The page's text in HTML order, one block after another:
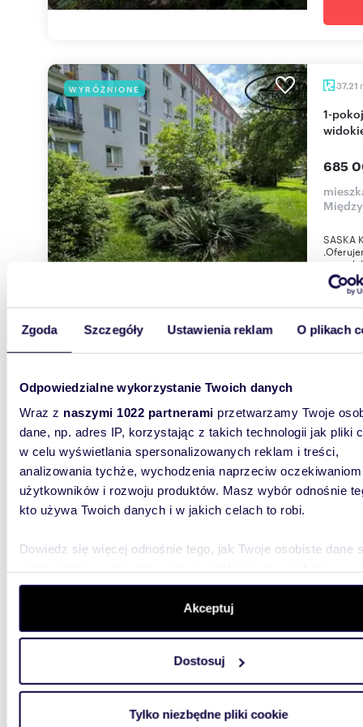
Zgoda Szczegóły Ustawienia reklam O plikach
Odpowiedzialne wykorzystanie Twoich danych
Wraz z naszymi 1022 partnerami przetwarzamy Twoje
dane, np. adres IP, korzystając z takich technologii jak pliki
w celu wyświetlania spersonalizowanych reklam i treści,
analizowania tychże, wychodzenia naprzeciw oczekiwaniom
użytkowników i rozwoju produktów. Masz wybór odnośnie
kto używa Twoich danych i w jakich celach to robi.
Dowiedz się więcej odnośnie tego, jak Twoje osobiste dane
szczegółów. W Deklaracji plików cookie możesz zmienić
wycofać swoją zgodę w dowolnej chwili.
aby oferować funkcje społecznościowe i analizować ruch w
witrynie. Informacje o tym, jak korzystasz z naszej witryny,
analitycznym. Partnerzy mogą połączyć te informacje z
Akceptuj
Dostosuj
Tylko niezbędne pliki cookie
WYRÓŻNIONE 37,21
1-pokojowe mieszkanie 37 m² z balkonem i
685
SASKA
super
WYRÓŻNIONE
Przestronne 1-pokojowe mieszkanie 29 m² w
560
do
WYRÓŻNIONE